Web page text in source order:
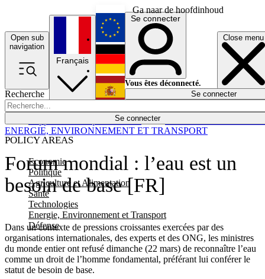
Ga naar de hoofdinhoud
Open sub
navigation
Close menu
Recherche
Se connecter
POLICY AREAS
Economie
Politique
Agriculture et Alimentation
Santé
Technologies
Energie, Environnement et Transport
Défense
Économie
Français
English
Deutsch
Español
Se connecter
Vous êtes déconnecté.
Se connecter
Forum mondial : l’eau est un
besoin de base [FR]
Dans un contexte de pressions croissantes exercées par des
organisations internationales, des experts et des ONG, les ministres
du monde entier ont refusé dimanche (22 mars) de reconnaître l’eau
comme un droit de l’homme fondamental, préférant lui conférer le
statut de besoin de base.
ENERGIE, ENVIRONNEMENT ET TRANSPORT